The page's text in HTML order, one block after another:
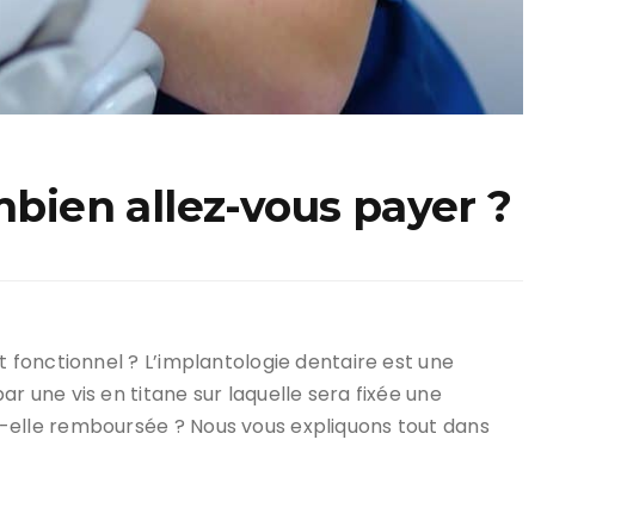
allez-vous payer ?
? L’implantologie dentaire est une
une vis en titane sur laquelle sera fixée une
remboursée ? Nous vous expliquons tout dans